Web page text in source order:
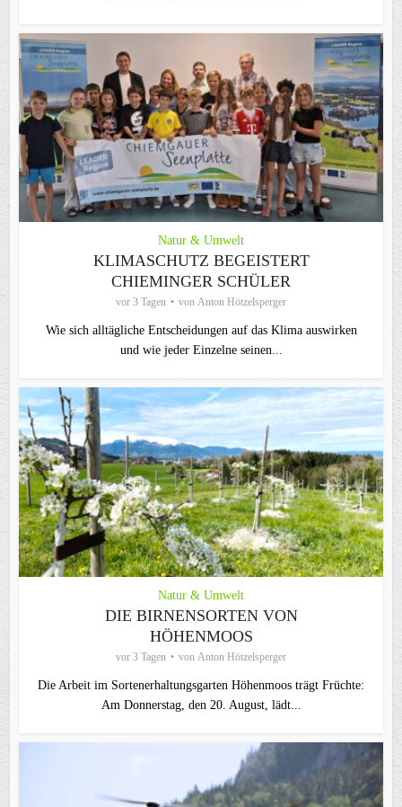
Natur & Umwelt
KLIMASCHUTZ BEGEISTERT
CHIEMINGER SCHÜLER
vor 3 Tagen von Anton Hötzelsperger
Wie sich alltägliche Entscheidungen auf das Klima auswirken
und wie jeder Einzelne seinen...
Natur & Umwelt
DIE BIRNENSORTEN VON
HÖHENMOOS
vor 3 Tagen von Anton Hötzelsperger
Die Arbeit im Sortenerhaltungsgarten Höhenmoos trägt Früchte:
Am Donnerstag, den 20. August, lädt...